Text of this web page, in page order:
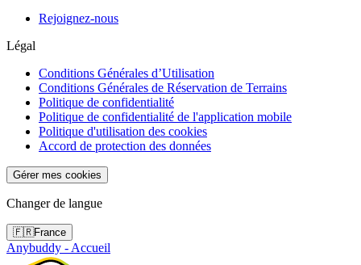
Rejoignez-nous
Légal
Conditions Générales d’Utilisation
Conditions Générales de Réservation de Terrains
Politique de confidentialité
Politique de confidentialité de l'application mobile
Politique d'utilisation des cookies
Accord de protection des données
Gérer mes cookies
Changer de langue
🇫🇷France
Anybuddy - Accueil